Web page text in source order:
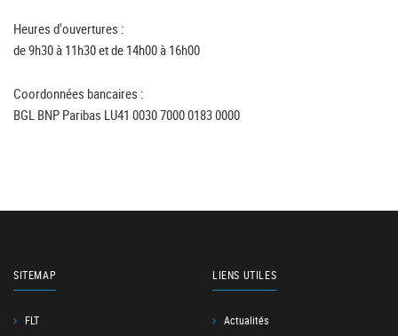
Heures d'ouvertures :
de 9h30 à 11h30 et de 14h00 à 16h00
Coordonnées bancaires :
BGL BNP Paribas LU41 0030 7000 0183 0000
SITEMAP
FLT
LIENS UTILES
Actualités